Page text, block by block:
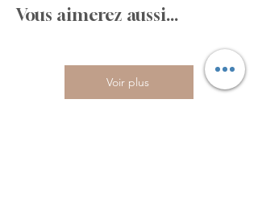
Vous aimerez aussi...
Voir plus